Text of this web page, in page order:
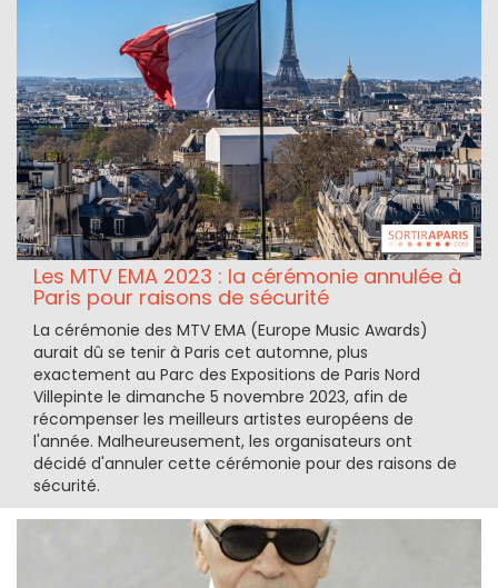
Les MTV EMA 2023 : la cérémonie annulée à
Paris pour raisons de sécurité
La cérémonie des MTV EMA (Europe Music Awards)
aurait dû se tenir à Paris cet automne, plus
exactement au Parc des Expositions de Paris Nord
Villepinte le dimanche 5 novembre 2023, afin de
récompenser les meilleurs artistes européens de
l'année. Malheureusement, les organisateurs ont
décidé d'annuler cette cérémonie pour des raisons de
sécurité.